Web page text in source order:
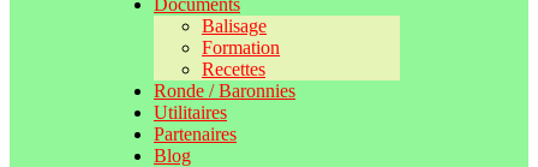
Documents
Balisage
Formation
Recettes
Ronde / Baronnies
Utilitaires
Partenaires
Blog